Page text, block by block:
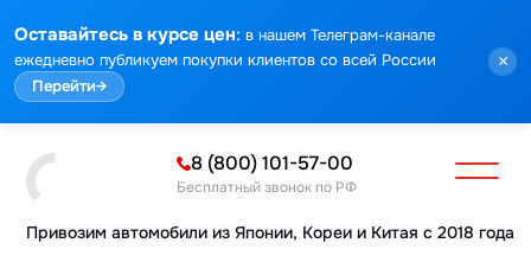
Оставайтесь в курсе цен: в нашем Телеграм-канале
ежедневно публикуем покупки клиентов со всей России
Перейти→
×
Привозим автомобили из Японии, Кореи и Китая с 2018 года
8 (800) 101-57-00
Бесплатный звонок по РФ